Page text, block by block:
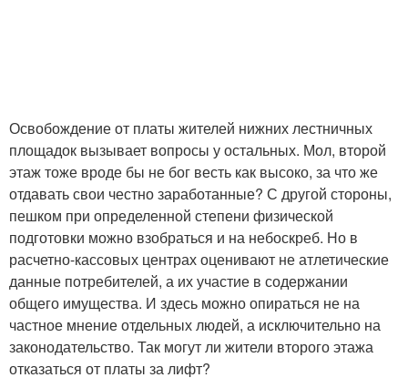
Освобождение от платы жителей нижних лестничных
площадок вызывает вопросы у остальных. Мол, второй
этаж тоже вроде бы не бог весть как высоко, за что же
отдавать свои честно заработанные? С другой стороны,
пешком при определенной степени физической
подготовки можно взобраться и на небоскреб. Но в
расчетно-кассовых центрах оценивают не атлетические
данные потребителей, а их участие в содержании
общего имущества. И здесь можно опираться не на
частное мнение отдельных людей, а исключительно на
законодательство. Так могут ли жители второго этажа
отказаться от платы за лифт?